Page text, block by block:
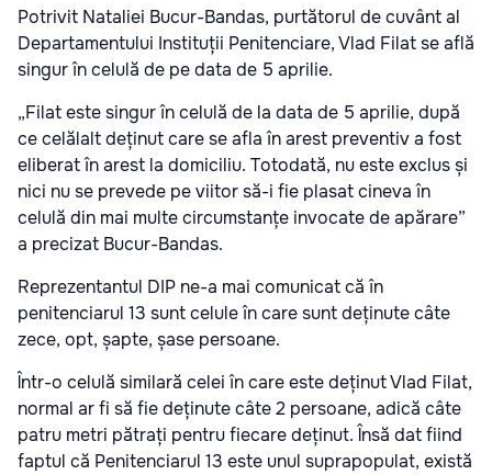
Potrivit Nataliei Bucur-Bandas, purtătorul de cuvânt al
Departamentului Instituții Penitenciare, Vlad Filat se află
singur în celulă de pe data de 5 aprilie.
„Filat este singur în celulă de la data de 5 aprilie, după
ce celălalt deținut care se afla în arest preventiv a fost
eliberat în arest la domiciliu. Totodată, nu este exclus și
nici nu se prevede pe viitor să-i fie plasat cineva în
celulă din mai multe circumstanțe invocate de apărare”
a precizat Bucur-Bandas.
Reprezentantul DIP ne-a mai comunicat că în
penitenciarul 13 sunt celule în care sunt deținute câte
zece, opt, șapte, șase persoane.
Într-o celulă similară celei în care este deținut Vlad Filat,
normal ar fi să fie deținute câte 2 persoane, adică câte
patru metri pătrați pentru fiecare deținut. Însă dat fiind
faptul că Penitenciarul 13 este unul suprapopulat, există